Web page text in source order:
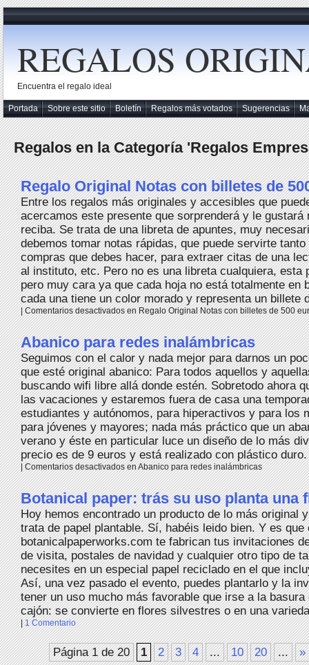
REGALOS
Encuentra el regalo ideal
Portada Sobre este sitio Boletín Regalos más votados Sugerencias
Regalos en la Categoría 'Regalos
Regalo Original Notas con billetes de
Entre los regalos más originales y accesibles que
acercamos este presente que sorprenderá y le gustará
reciba. Se trata de una libreta de apuntes, muy
debemos tomar notas rápidas, que puede servirte
compras que debes hacer, para extraer citas de una
al instituto, etc. Pero no es una libreta cualquiera, esta
pero muy cara ya que cada hoja no está totalmente en
cada una tiene un color morado y representa un billete
|Comentarios desactivadosen Regalo Original Notas con billetes de 500
Abanico para redes inalámbricas
Seguimos con el calor y nada mejor para darnos un
que esté original abanico: Para todos aquellos y
buscando wifi libre allá donde estén. Sobretodo ahora
las vacaciones y estaremos fuera de casa una
estudiantes y autónomos, para hiperactivos y para los
para jóvenes y mayores; nada más práctico que un
verano y éste en particular luce un diseño de lo más
precio es de 9 euros y está realizado con plástico
|Comentarios desactivadosen Abanico para redes inalámbricas
Botanical paper: trás su uso planta una
Hoy hemos encontrado un producto de lo más original
trata de papel plantable. Sí, habéis leido bien. Y es que
botanicalpaperworks.com te fabrican tus invitaciones
de visita, postales de navidad y cualquier otro tipo de
necesites en un especial papel reciclado en el que
Así, una vez pasado el evento, puedes plantarlo y la
tener un uso mucho más favorable que irse a la basura
cajón: se convierte en flores silvestres o en una
|1 Comentario
Página 1 de 20 1 2 3 4 ... 10 20 ... »